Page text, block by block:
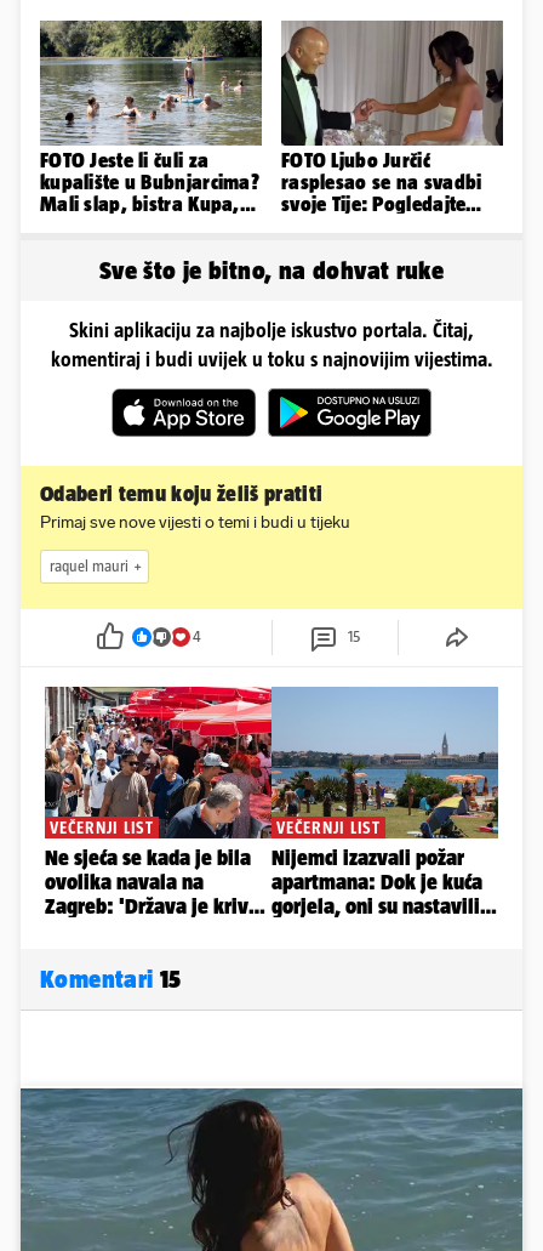
zašto
FOTO Jeste li čuli za
kupalište u Bubnjarcima?
Mali slap, bistra Kupa,
FOTO Ljubo Jurčić
rasplesao se na svadbi
svoje Tije: Pogledajte
Sve što je bitno, na dohvat ruke
Skini aplikaciju za najbolje iskustvo portala. Čitaj,
komentiraj i budi uvijek u toku s najnovijim vijestima.
Odaberi temu koju želiš pratiti
Primaj sve nove vijesti o temi i budi u tijeku
raquel mauri
4 15
Komentari 15